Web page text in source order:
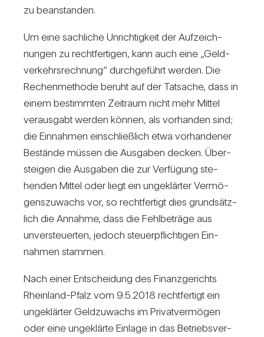
zu bean­standen.
Um eine sach­liche Unrich­tig­keit der Auf­zeich­
nungen zu recht­fer­tigen, kann auch eine „Geld­
ver­kehrs­rech­nung” durch­ge­führt werden. Die
Rechen­me­thode beruht auf der Tat­sache, dass in
einem bestimmten Zeit­raum nicht mehr Mittel
ver­aus­gabt werden können, als vor­handen sind;
die Ein­nahmen ein­schließ­lich etwa vor­han­dener
Bestände müssen die Aus­gaben decken. Über­
steigen die Aus­gaben die zur Ver­fü­gung ste­
henden Mittel oder liegt ein unge­klärter Ver­mö­
gens­zu­wachs vor, so recht­fer­tigt dies grund­sätz­
lich die Annahme, dass die Fehl­be­träge aus
unver­steu­erten, jedoch steu­er­pflich­tigen Ein­
nahmen stammen.
Nach einer Ent­schei­dung des Finanz­ge­richts
Rhein­land-Pfalz vom 9.5.2018 recht­fer­tigt ein
unge­klärter Geld­zu­wachs im Pri­vat­ver­mögen
oder eine unge­klärte Ein­lage in das Betriebs­ver­